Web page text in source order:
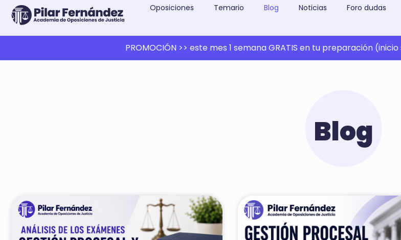
Oposiciones Temario Blog Noticias Foro dudas
PROMOCIÓN >> este mes 1 semana GRATIS en tu preparación
Blog